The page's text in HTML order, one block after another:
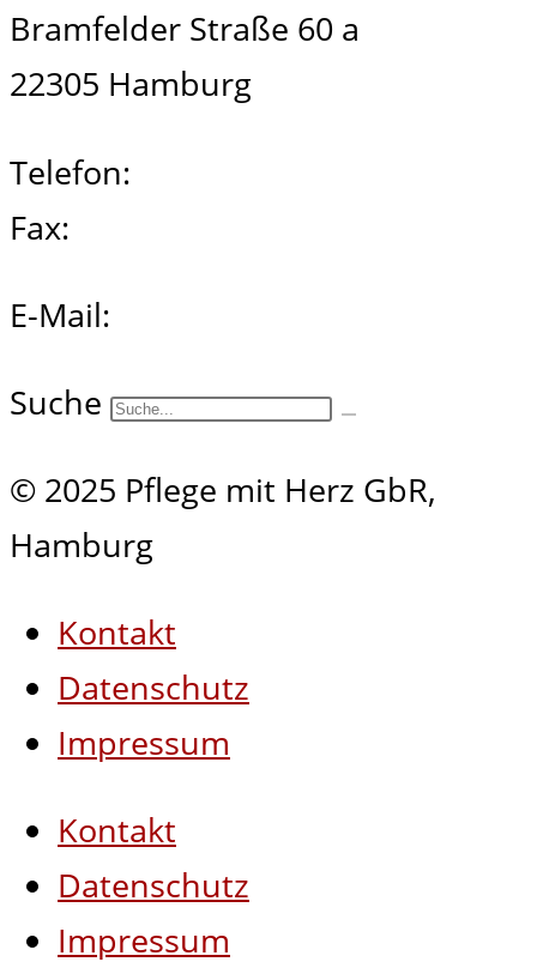
Bramfelder Straße 60 a
22305 Hamburg
Telefon:
Fax:
E-Mail:
Suche
© 2025 Pflege mit Herz GbR,
Hamburg
Kontakt
Datenschutz
Impressum
Kontakt
Datenschutz
Impressum